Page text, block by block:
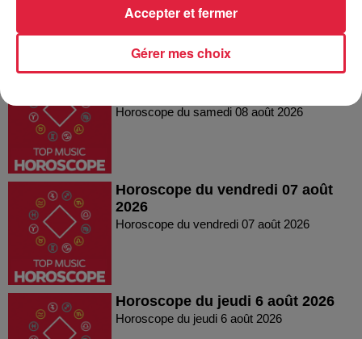
Horoscope du samedi 08 août
Horoscope du samedi 08 août 2026
Horoscope du vendredi 07 août
2026
Horoscope du vendredi 07 août 2026
Horoscope du jeudi 6 août 2026
Horoscope du jeudi 6 août 2026
Gérer mes choix
Accepter et fermer